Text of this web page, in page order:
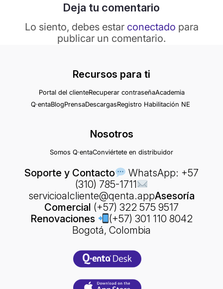
Deja tu comentario
Lo siento, debes estar conectado para
publicar un comentario.
Recursos para ti
Portal del clienteRecuperar contraseñaAcademia
Q·entaBlogPrensaDescargasRegistro Habilitación NE
Nosotros
Somos Q·entaConviértete en distribuidor
Soporte y Contacto
WhatsApp: +57
(310) 785-1711
servicioalcliente@qenta.appAsesoría
Comercial (+57) 322 575 9517
Renovaciones
(+57) 301 110 8042
Bogotá, Colombia